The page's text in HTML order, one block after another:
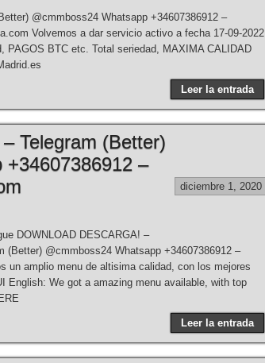
@cmmboss24 Whatsapp +34607386912 –
Volvemos a dar servicio activo a fecha 17-09-2022
PAGOS BTC etc. Total seriedad, MAXIMA CALIDAD
Leer la entrada
Telegram (Better)
+34607386912 –
diciembre 1, 2020
DOWNLOAD DESCARGA! –
(Better) @cmmboss24 Whatsapp +34607386912 –
un amplio menu de altisima calidad, con los mejores
English: We got a amazing menu available, with top
Leer la entrada